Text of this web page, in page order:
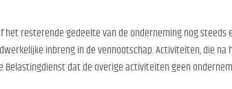
het resterende gedeelte van de onderneming nog
inbreng in de vennootschap. Activiteiten, die
Belastingdienst dat de overige activiteiten geen